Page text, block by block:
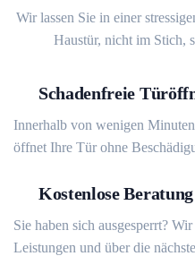
Wir lassen Sie in einer
Haustür, nicht im Stich,
Schadenfreie
Innerhalb von wenigen
öffnet Ihre Tür ohne
Kostenlose Beratung
Sie haben sich ausgesperrt?
Leistungen und über die